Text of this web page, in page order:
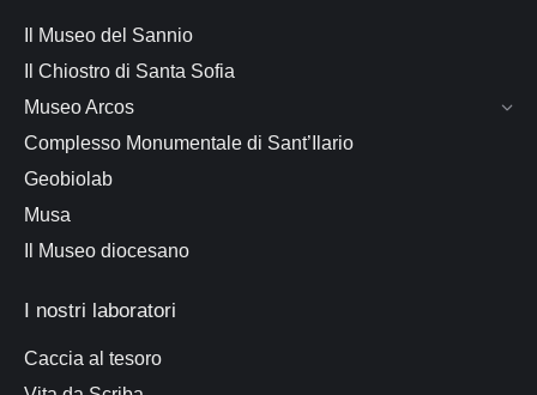
Il Museo del Sannio
Il Chiostro di Santa Sofia
Museo Arcos
Complesso Monumentale di Sant’Ilario
Geobiolab
Musa
Il Museo diocesano
I nostri laboratori
Caccia al tesoro